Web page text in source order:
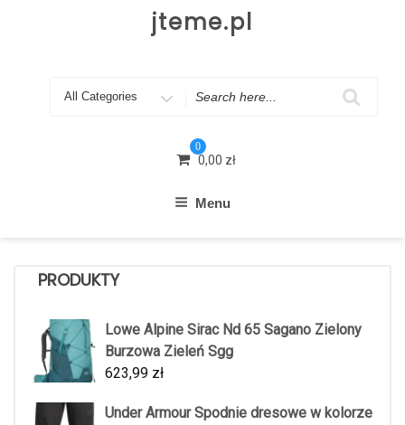
jteme.pl
Search
0
0,00 zł
Menu
PRODUKTY
Lowe Alpine Sirac Nd 65 Sagano Zielony
Burzowa Zieleń Sgg
623,99 zł
Under Armour Spodnie dresowe w kolorze